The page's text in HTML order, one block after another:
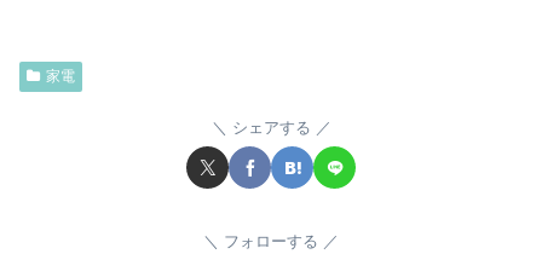
家電
シェアする
フォローする